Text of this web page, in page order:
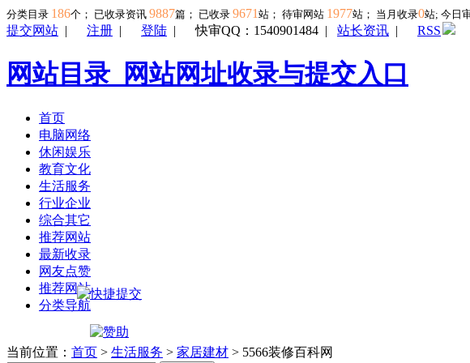
分类目录 186个； 已收录资讯 9887篇； 已收录 9671 站； 待审网站 1977站； 当月收录0站; 今日
提交网站 | 注册 | 登陆 |快审QQ：1540901484 | 站长资讯 | RSS
网站目录_网站网址收录与提交入口
首页
电脑网络
休闲娱乐
教育文化
生活服务
行业企业
综合其它
推荐网站
最新收录
网友点赞
推荐网站
分类导航
当前位置： 首页 > 生活服务 > 家居建材 > 5566装修百科网